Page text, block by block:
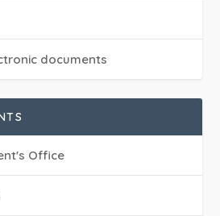
documents
Office